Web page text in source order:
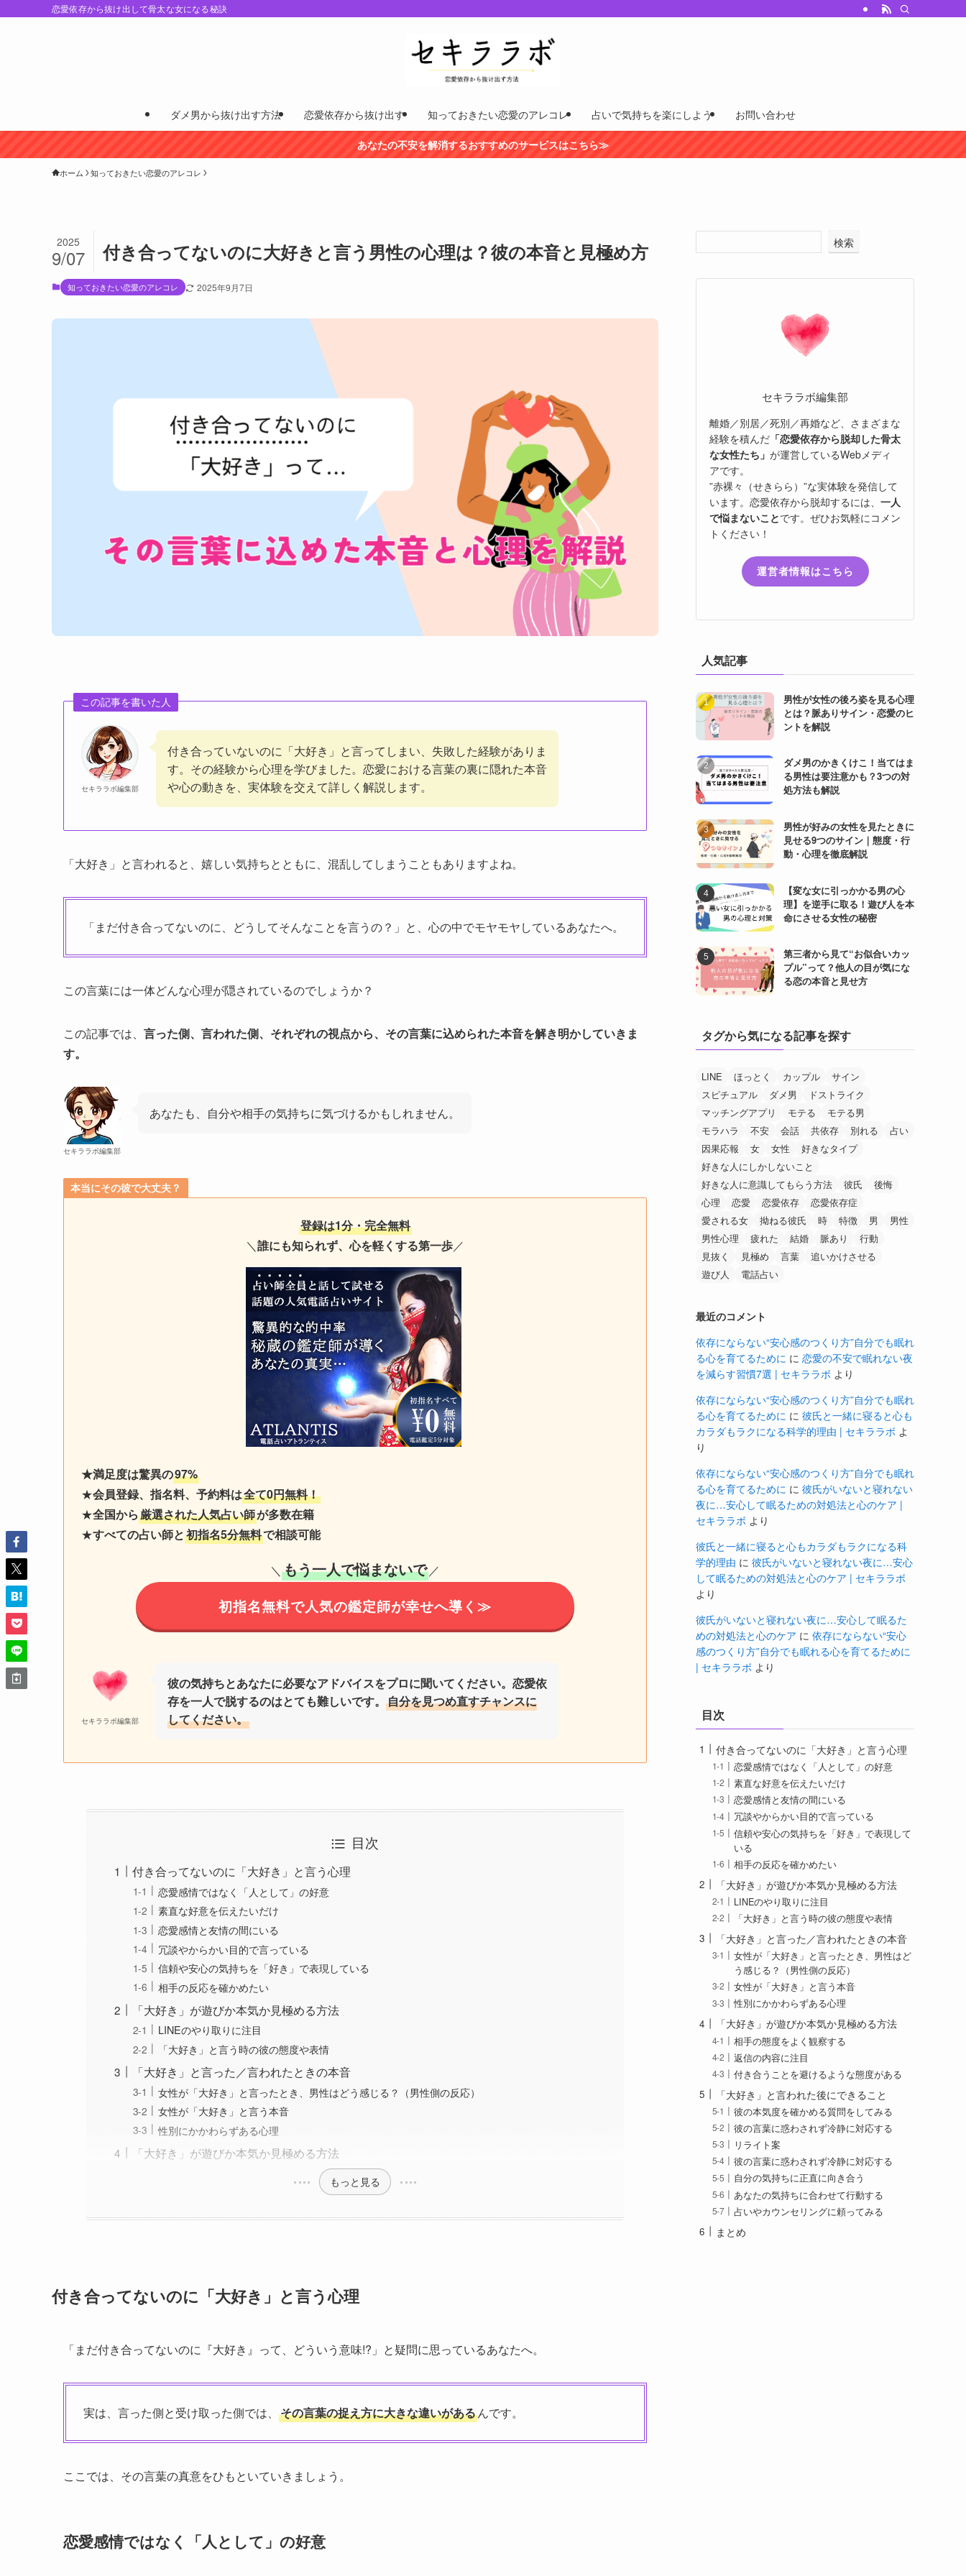
恋愛依存から抜け出して骨太な女になる秘訣
ダメ男から抜け出す方法 恋愛依存から抜け出す 知っておきたい恋愛のアレコレ 占いで気持ちを楽にしよう お問い合わせ
あなたの不安を解消するおすすめのサービスはこちら≫
ホーム 知っておきたい恋愛のアレコレ
付き合ってないのに大好きと言う男性の心理は？彼の本音と見極め方
2025
9/07
知っておきたい恋愛のアレコレ 2025年9月7日
この記事を書いた人
セキララボ編集部
付き合っていないのに「大好き」と言ってしまい、失敗した経験がありま
す。その経験から心理を学びました。恋愛における言葉の裏に隠れた本音
や心の動きを、実体験を交えて詳しく解説します。
「大好き」と言われると、嬉しい気持ちとともに、混乱してしまうこともありますよね。
「まだ付き合ってないのに、どうしてそんなことを言うの？」と、心の中でモヤモヤしているあなたへ。
この言葉には一体どんな心理が隠されているのでしょうか？
この記事では、 言った側、言われた側、それぞれの視点から、その言葉に込められた本音を解き明かしていきま
す。
セキララボ編集部
あなたも、自分や相手の気持ちに気づけるかもしれません。
本当にその彼で大丈夫？
登録は1分・完全無料
＼ 誰にも知られず、心を軽くする第一歩／
★満足度は驚異の97%
★会員登録、指名料、予約料は全て0円無料！
★全国から厳選された人気占い師が多数在籍
★すべての占い師と初指名5分無料で相談可能
＼ もう一人で悩まないで ／
初指名無料で人気の鑑定師が幸せへ導く≫
セキララボ編集部
彼の気持ちとあなたに必要なアドバイスをプロに聞いてください。恋愛依
存を一人で脱するのはとても難しいです。 自分を見つめ直すチャンスに
してください。
目次
付き合ってないのに「大好き」と言う心理
恋愛感情ではなく「人として」の好意
素直な好意を伝えたいだけ
恋愛感情と友情の間にいる
冗談やからかい目的で言っている
信頼や安心の気持ちを「好き」で表現している
相手の反応を確かめたい
「大好き」が遊びか本気か見極める方法
LINEのやり取りに注目
「大好き」と言う時の彼の態度や表情
「大好き」と言った／言われたときの本音
女性が「大好き」と言ったとき、男性はどう感じる？（男性側の反応）
女性が「大好き」と言う本音
性別にかかわらずある心理
「大好き」が遊びか本気か見極める方法
もっと見る
付き合ってないのに「大好き」と言う心理
「まだ付き合ってないのに『大好き』って、どういう意味!?」と疑問に思っているあなたへ。
実は、言った側と受け取った側では、 その言葉の捉え方に大きな違いがあるんです。
ここでは、その言葉の真意をひもといていきましょう。
恋愛感情ではなく「人として」の好意
検索
セキララボ編集部
離婚／別居／死別／再婚など、さまざまな
経験を積んだ 「恋愛依存から脱却した骨太
な女性たち」 が運営しているWebメディ
アです。
”赤裸々（せきらら）”な実体験を発信して
います。恋愛依存から脱却するには、 一人
で悩まないことです。ぜひお気軽にコメン
トください！
運営者情報はこちら
人気記事
男性が女性の後ろ姿を見る心理
とは？脈ありサイン・恋愛のヒ
ントを解説
ダメ男のかきくけこ！当てはま
る男性は要注意かも？3つの対
処方法も解説
男性が好みの女性を見たときに
見せる9つのサイン｜態度・行
動・心理を徹底解説
【変な女に引っかかる男の心
理】を逆手に取る！遊び人を本
命にさせる女性の秘密
第三者から見て“お似合いカッ
プル”って？他人の目が気にな
る恋の本音と見せ方
タグから気になる記事を探す
LINE ほっとく カップル
サイン
スピチュアル
ダメ男
ドストライク
マッチングアプリ
モテる
モテる男
モラハラ
不安 会話 共依存 別れる
占い
因果応報
女 女性
好きなタイプ
好きな人にしかしないこと
好きな人に意識してもらう方法
彼氏
後悔
心理
恋愛 恋愛依存
恋愛依存症
愛される女
拗ねる彼氏 時 特徴 男
男性
男性心理
疲れた 結婚 脈あり
行動
見抜く
見極め 言葉
追いかけさせる
遊び人
電話占い
最近のコメント
依存にならない“安心感のつくり方”自分でも眠れ
る心を育てるために に 恋愛の不安で眠れない夜
を減らす習慣7選 | セキララボ より
依存にならない“安心感のつくり方”自分でも眠れ
る心を育てるために に 彼氏と一緒に寝ると心も
カラダもラクになる科学的理由 | セキララボ よ
り
依存にならない“安心感のつくり方”自分でも眠れ
る心を育てるために に 彼氏がいないと寝れない
夜に…安心して眠るための対処法と心のケア |
セキララボ より
彼氏と一緒に寝ると心もカラダもラクになる科
学的理由 に 彼氏がいないと寝れない夜に…安心
して眠るための対処法と心のケア | セキララボ
より
彼氏がいないと寝れない夜に…安心して眠るた
めの対処法と心のケア に 依存にならない“安心
感のつくり方”自分でも眠れる心を育てるために
| セキララボ より
目次
付き合ってないのに「大好き」と言う心理
恋愛感情ではなく「人として」の好意
素直な好意を伝えたいだけ
恋愛感情と友情の間にいる
冗談やからかい目的で言っている
信頼や安心の気持ちを「好き」で表現して
いる
相手の反応を確かめたい
「大好き」が遊びか本気か見極める方法
LINEのやり取りに注目
「大好き」と言う時の彼の態度や表情
「大好き」と言った／言われたときの本音
女性が「大好き」と言ったとき、男性はど
う感じる？（男性側の反応）
女性が「大好き」と言う本音
性別にかかわらずある心理
「大好き」が遊びか本気か見極める方法
相手の態度をよく観察する
返信の内容に注目
付き合うことを避けるような態度がある
「大好き」と言われた後にできること
彼の本気度を確かめる質問をしてみる
彼の言葉に惑わされず冷静に対応する
リライト案
彼の言葉に惑わされず冷静に対応する
自分の気持ちに正直に向き合う
あなたの気持ちに合わせて行動する
占いやカウンセリングに頼ってみる
まとめ